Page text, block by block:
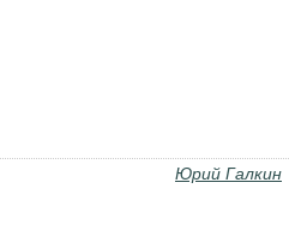
Юрий Галкин